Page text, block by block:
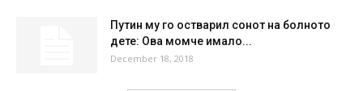
Путин му го остварил сонот на болното
дете: Ова момче имало...
December 18, 2018